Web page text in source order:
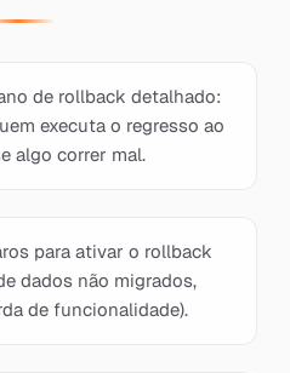
de rollback detalhado:
executa o regresso ao
algo correr mal.
para ativar o rollback
dados não migrados,
de funcionalidade).